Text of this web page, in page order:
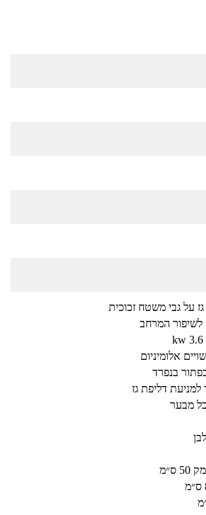
לשיפור המרחב
אלומיניום
בנפרד
למניעת דליפת גז
מבער